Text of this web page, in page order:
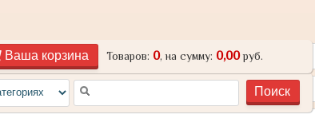
Ваша корзина Товаров: 0, на сумму: 0,00руб.